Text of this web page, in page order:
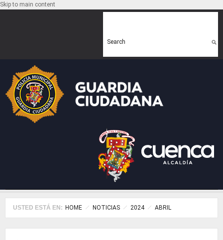
Skip to main content
Search
USTED ESTÁ EN: HOME NOTICIAS 2024 ABRIL